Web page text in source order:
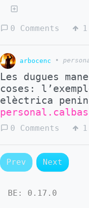
0 Comments 1
arbocenc •
Les dugues
coses:
elèctrica
0 Comments 1
Prev Next
BE: 0.17.0